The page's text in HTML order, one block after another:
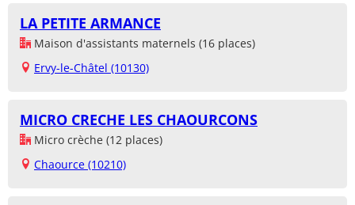
LA PETITE ARMANCE
Maison d'assistants maternels (16 places)
Ervy-le-Châtel (10130)
MICRO CRECHE LES CHAOURCONS
Micro crèche (12 places)
Chaource (10210)